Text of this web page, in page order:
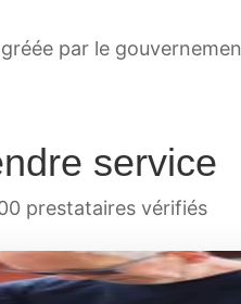
par le
service
prestataires vérifiés